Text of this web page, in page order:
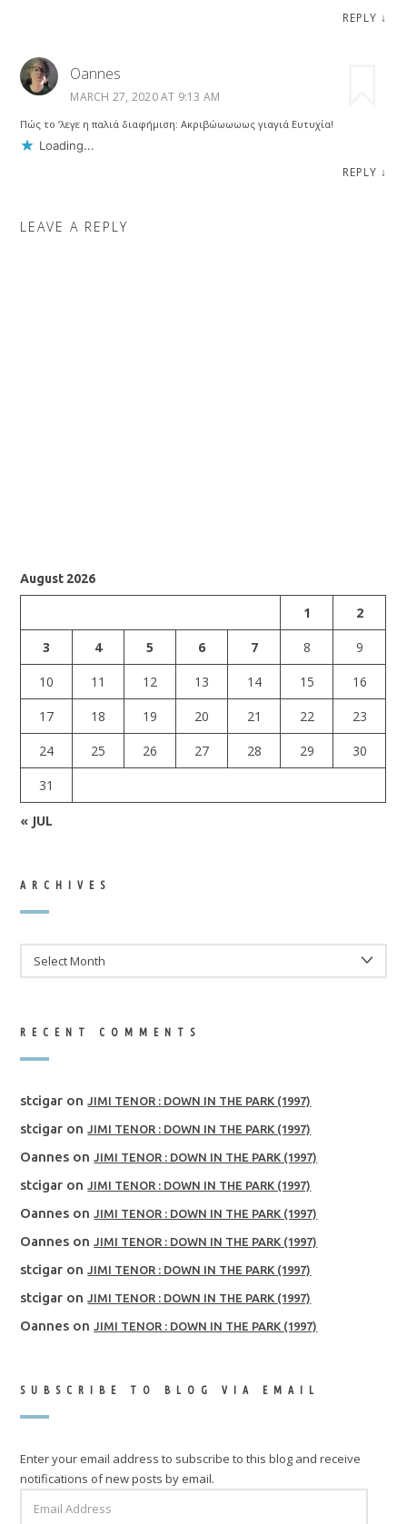
REPLY ↓
Oannes
MARCH 27, 2020 AT 9:13 AM
Πώς το ‘λεγε η παλιά διαφήμιση: Ακριβώωωωως γιαγιά Ευτυχία!
Loading...
REPLY ↓
LEAVE A REPLY
August 2026
1
2
3
4 5 6 7 8
9
10
11 12 13 14 15
16
17
18 19 20 21 22
23
24
25 26 27 28 29
30
31
« JUL
ARCHIVES
RECENT COMMENTS
stcigar onJIMI TENOR : DOWN IN THE PARK (1997)
stcigar onJIMI TENOR : DOWN IN THE PARK (1997)
Oannes onJIMI TENOR : DOWN IN THE PARK (1997)
stcigar onJIMI TENOR : DOWN IN THE PARK (1997)
Oannes onJIMI TENOR : DOWN IN THE PARK (1997)
Oannes onJIMI TENOR : DOWN IN THE PARK (1997)
stcigar onJIMI TENOR : DOWN IN THE PARK (1997)
stcigar onJIMI TENOR : DOWN IN THE PARK (1997)
Oannes onJIMI TENOR : DOWN IN THE PARK (1997)
SUBSCRIBE TO BLOG VIA EMAIL
Enter your email address to subscribe to this blog and receive
notifications of new posts by email.
ADDRESS